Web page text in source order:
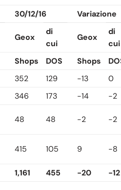
30/12/16 Variazione
Geox
di
cui
Geox
di
cui
Shops DOS Shops
352 129 -13
0
346 173 -14
-2
48 48 -2 -2
415 105 9 -8
1,161 455 -20 -12